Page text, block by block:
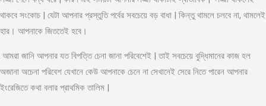
থাকবে সংকোচ | যেটা আপনার প্রস্তুতি পর্বের সবচেয়ে বড় বাধা | কিন্তু থামলে চলবে না, থামলেই
হার। আপনাকে জিততেই হবে।
আমরা জানি আপনার যত বিপত্তি চেনা জানা পরিবেশেই | তাই সবচেয়ে বুদ্ধিমানের কাজ হল
অজানা অচেনা পরিবেশ যেখানে কেউ আপনাকে চেনে না সেখানেই সেরে নিতে পারেন আপনার
ইংরেজিতে কথা বলার প্রাথমিক তালিম |